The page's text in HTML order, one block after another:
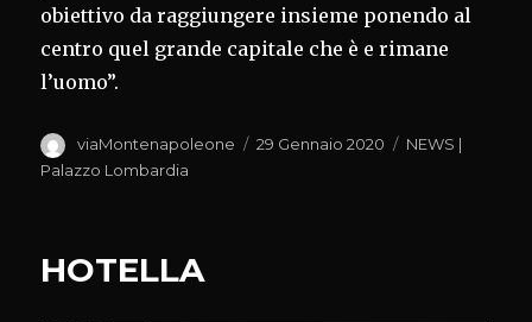
obiettivo da raggiungere insieme ponendo al
centro quel grande capitale che è e rimane
l’uomo”.
Autore
viaMontenapoleone
Pubblicato
29 Gennaio 2020 Categorie
NEWS |
Palazzo Lombardia
HOTELLA